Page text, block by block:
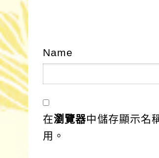
Name
在瀏覽器中儲存顯示名
用。